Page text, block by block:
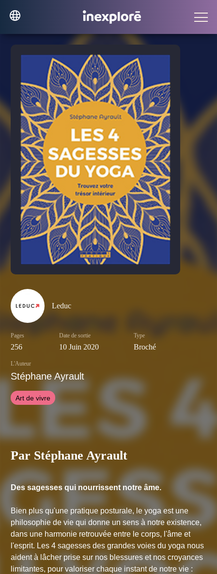
Leduc
Pages
256
Date de sortie
10 Juin 2020
Type
Broché
L'Auteur
Stéphane Ayrault
Art de vivre
Par Stéphane Ayrault
Des sagesses qui nourrissent notre âme.
Bien plus qu'une pratique posturale, le yoga est une
philosophie de vie qui donne un sens à notre existence,
dans une harmonie retrouvée entre le corps, l'âme et
l'esprit. Les 4 sagesses des grandes voies du yoga nous
aident à lâcher prise sur nos blessures et nos croyances
limitantes, pour valoriser chaque instant de notre vie :